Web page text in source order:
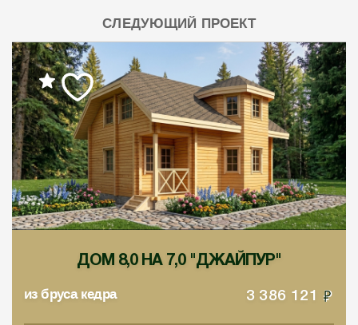
СЛЕДУЮЩИЙ ПРОЕКТ
ДОМ 8,0 НА 7,0 "ДЖАЙПУР"
из бруса кедра 3 386 121